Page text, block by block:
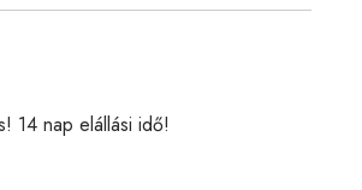
14 nap elállási idő!